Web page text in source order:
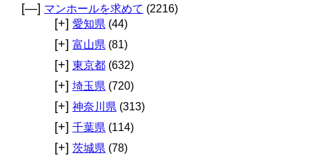
[—] マンホールを求めて (2216)
[+] 愛知県 (44)
[+] 富山県 (81)
[+] 東京都 (632)
[+] 埼玉県 (720)
[+] 神奈川県 (313)
[+] 千葉県 (114)
[+] 茨城県 (78)